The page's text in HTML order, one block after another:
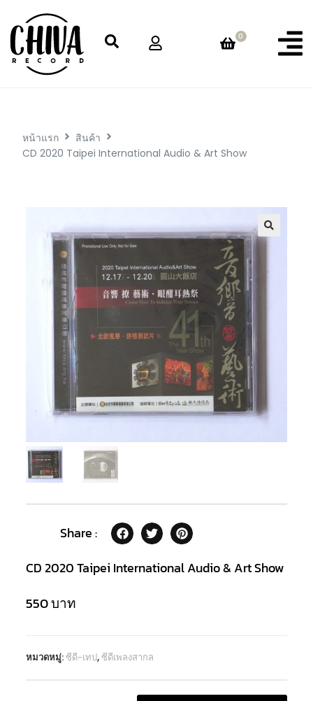
0
หน้าแรก
สินค้า
CD 2020 Taipei International Audio & Art Show
Share :
CD 2020 Taipei International Audio & Art Show
550บาท
หมวดหมู่:ซีดี-เทป,ซีดีเพลงสากล